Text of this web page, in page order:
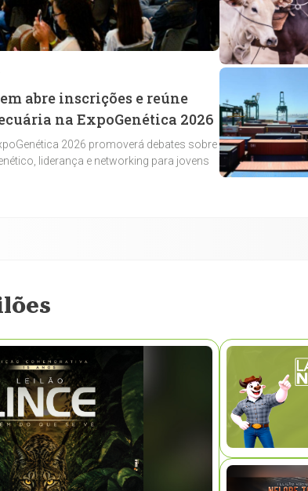
abre inscrições e reúne
na ExpoGenética 2026
2026 promoverá debates sobre
liderança e networking para jovens